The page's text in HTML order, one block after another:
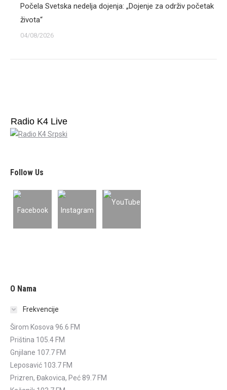
Počela Svetska nedelja dojenja: „Dojenje za održiv početak
života“
04/08/2026
Radio K4 Live
Follow Us
O Nama
Frekvencije
Širom Kosova 96.6 FM
Priština 105.4 FM
Gnjilane 107.7 FM
Leposavić 103.7 FM
Prizren, Đakovica, Peć 89.7 FM